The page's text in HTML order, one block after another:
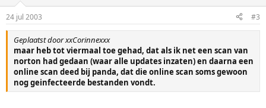
24 jul 2003 #3
Geplaatst door xxCorinnexxx
maar heb tot viermaal toe gehad, dat als ik net een scan van
norton had gedaan (waar alle updates inzaten) en daarna een
online scan deed bij panda, dat die online scan soms gewoon
nog geinfecteerde bestanden vondt.